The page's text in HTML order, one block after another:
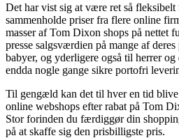
Det har vist sig at være ret så fleksibelt
sammenholde priser fra flere online
masser af Tom Dixon shops på nettet
presse salgsværdien på mange af
babyer, og yderligere også til herrer
endda nogle gange sikre portofri
Til gengæld kan det til hver en tid
online webshops efter rabat på Tom
Stor forinden du færdiggør din
på at skaffe sig den prisbilligste pris.